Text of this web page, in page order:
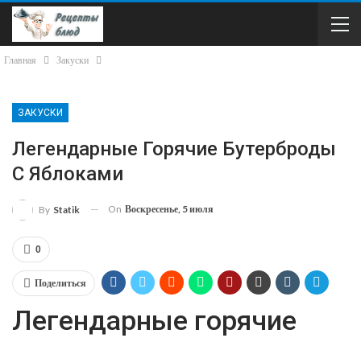
Главная Закуски
ЗАКУСКИ
Легендарные Горячие Бутерброды
С Яблоками
By Statik On Воскресенье, 5 июля
0
Поделиться
Легендарные горячие